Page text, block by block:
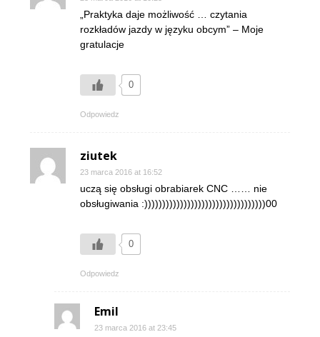
„Praktyka daje możliwość … czytania
rozkładów jazdy w języku obcym” – Moje
gratulacje
0
Odpowiedz
ziutek
23 marca 2016 at 16:52
uczą się obsługi obrabiarek CNC …… nie
obsługiwania :))))))))))))))))))))))))))))))))))00
0
Odpowiedz
Emil
23 marca 2016 at 23:45